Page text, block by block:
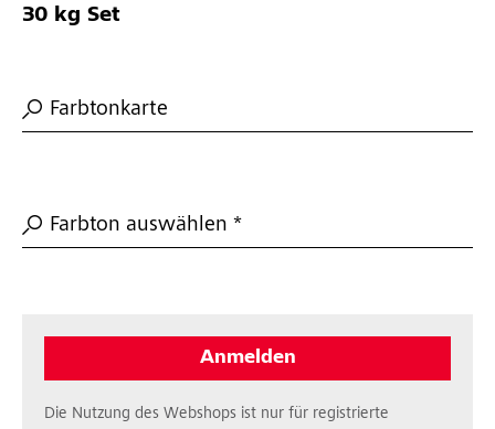
30 kg Set
Farbtonkarte
Farbton auswählen *
Anmelden
Die Nutzung des Webshops ist nur für registrierte